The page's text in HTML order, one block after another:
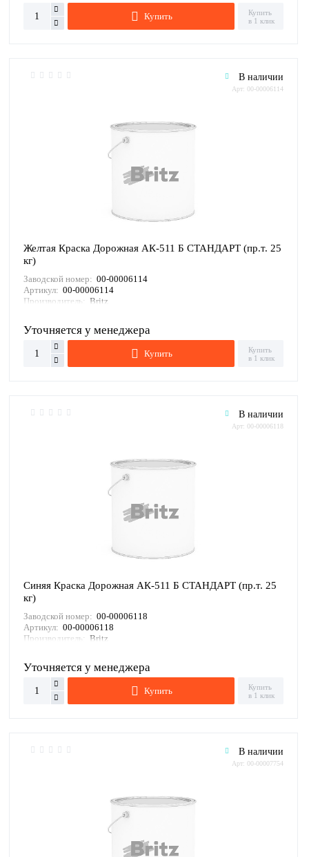
Купить
Купить
в 1 клик
В наличии
Арт: 00-00006114
Желтая Краска Дорожная АК-511 Б СТАНДАРТ (пр.т. 25
кг)
Заводской номер: 00-00006114
Артикул: 00-00006114
Производитель: Britz
Уточняется у менеджера
Купить
Купить
в 1 клик
В наличии
Арт: 00-00006118
Синяя Краска Дорожная АК-511 Б СТАНДАРТ (пр.т. 25
кг)
Заводской номер: 00-00006118
Артикул: 00-00006118
Производитель: Britz
Уточняется у менеджера
Купить
Купить
в 1 клик
В наличии
Арт: 00-00007754